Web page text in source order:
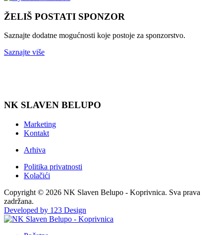
ŽELIŠ POSTATI SPONZOR
Saznajte dodatne mogućnosti koje postoje za sponzorstvo.
Saznajte više
NK SLAVEN BELUPO
Marketing
Kontakt
Arhiva
Politika privatnosti
Kolačići
Copyright © 2026 NK Slaven Belupo - Koprivnica. Sva prava
zadržana.
Developed by 123 Design